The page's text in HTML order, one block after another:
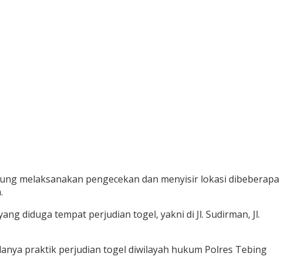
melaksanakan pengecekan dan menyisir lokasi dibeberapa
diduga tempat perjudian togel, yakni di Jl. Sudirman, Jl.
praktik perjudian togel diwilayah hukum Polres Tebing